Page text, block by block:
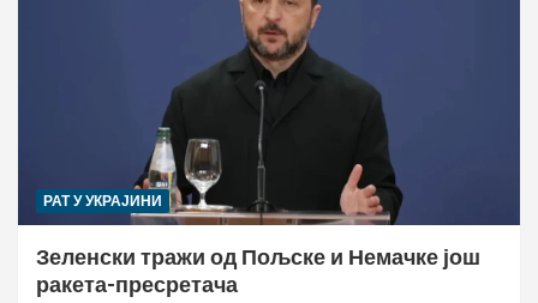
РАТ У УКРАЈИНИ
Зеленски тражи од Пољске и Немачке још
ракета-пресретача